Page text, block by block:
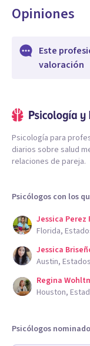
Opiniones
Este
valoración
Psicología para
diarios sobre salud
relaciones de pareja.
Psicólogos con los
Jessica Perez
Florida,
Jessica
Austin,
Regina
Houston,
Psicólogos